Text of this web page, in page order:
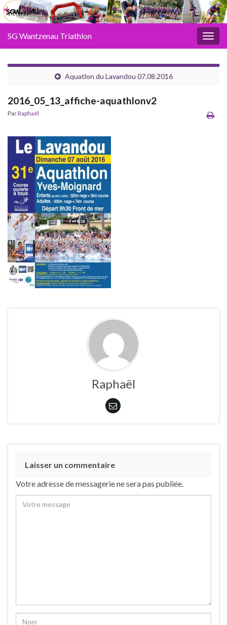
SG Wantzenau Triathlon
Aquatlon du Lavandou 07.08.2016
2016_05_13_affiche-aquathlonv2
ParRaphaël
Raphaël
Laisser un commentaire
Votre adresse de messagerie ne sera pas publiée.